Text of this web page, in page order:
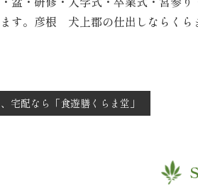
す。彦根 犬上郡の仕出しならくら
宅配なら「食遊膳くらま堂」